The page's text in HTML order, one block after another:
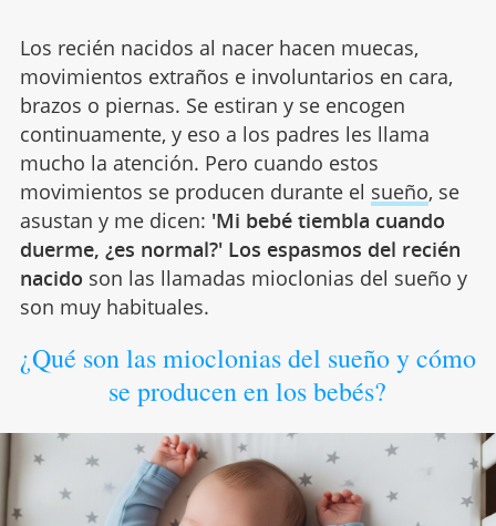
Los recién nacidos al nacer hacen muecas,
movimientos extraños e involuntarios en cara,
brazos o piernas. Se estiran y se encogen
continuamente, y eso a los padres les llama
mucho la atención. Pero cuando estos
movimientos se producen durante el sueño, se
asustan y me dicen: 'Mi bebé tiembla cuando
duerme, ¿es normal?' Los espasmos del recién
nacido son las llamadas mioclonias del sueño y
son muy habituales.
¿Qué son las mioclonias del sueño y cómo
se producen en los bebés?